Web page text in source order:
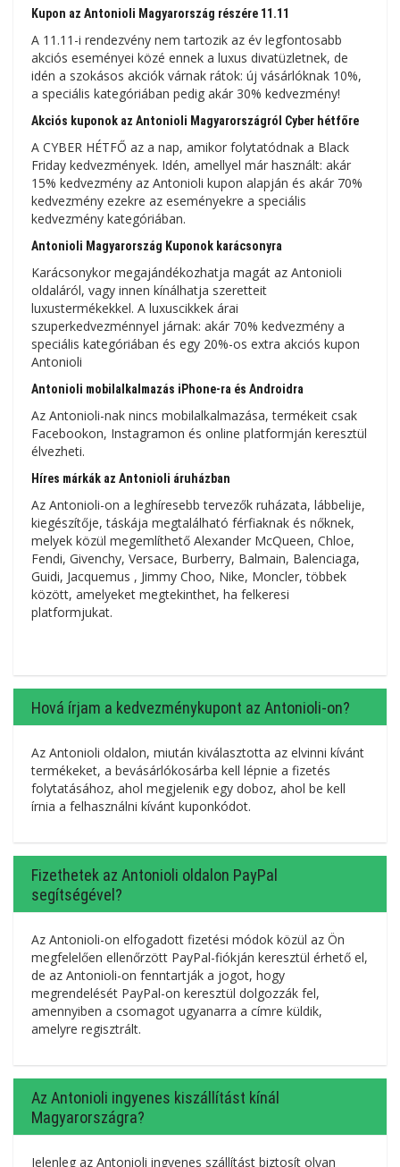
Kupon az Antonioli Magyarország részére 11.11
A 11.11-i rendezvény nem tartozik az év legfontosabb
akciós eseményei közé ennek a luxus divatüzletnek, de
idén a szokásos akciók várnak rátok: új vásárlóknak 10%,
a speciális kategóriában pedig akár 30% kedvezmény!
Akciós kuponok az Antonioli Magyarországról Cyber ​​​​hétfőre
A CYBER HÉTFŐ az a nap, amikor folytatódnak a Black
Friday kedvezmények. Idén, amellyel már használt: akár
15% kedvezmény az Antonioli kupon alapján és akár 70%
kedvezmény ezekre az eseményekre a speciális
kedvezmény kategóriában.
Antonioli Magyarország Kuponok karácsonyra
Karácsonykor megajándékozhatja magát az Antonioli
oldaláról, vagy innen kínálhatja szeretteit
luxustermékekkel. A luxuscikkek árai
szuperkedvezménnyel járnak: akár 70% kedvezmény a
speciális kategóriában és egy 20%-os extra akciós kupon
Antonioli
Antonioli mobilalkalmazás iPhone-ra és Androidra
Az Antonioli-nak nincs mobilalkalmazása, termékeit csak
Facebookon, Instagramon és online platformján keresztül
élvezheti.
Híres márkák az Antonioli áruházban
Az Antonioli-on a leghíresebb tervezők ruházata, lábbelije,
kiegészítője, táskája megtalálható férfiaknak és nőknek,
melyek közül megemlíthető Alexander McQueen, Chloe,
Fendi, Givenchy, Versace, Burberry, Balmain, Balenciaga,
Guidi, Jacquemus , Jimmy Choo, Nike, Moncler, többek
között, amelyeket megtekinthet, ha felkeresi
platformjukat.
Hová írjam a kedvezménykupont az Antonioli-on?
Az Antonioli oldalon, miután kiválasztotta az elvinni kívánt
termékeket, a bevásárlókosárba kell lépnie a fizetés
folytatásához, ahol megjelenik egy doboz, ahol be kell
írnia a felhasználni kívánt kuponkódot.
Fizethetek az Antonioli oldalon PayPal
segítségével?
Az Antonioli-on elfogadott fizetési módok közül az Ön
megfelelően ellenőrzött PayPal-fiókján keresztül érhető el,
de az Antonioli-on fenntartják a jogot, hogy
megrendelését PayPal-on keresztül dolgozzák fel,
amennyiben a csomagot ugyanarra a címre küldik,
amelyre regisztrált.
Az Antonioli ingyenes kiszállítást kínál
Magyarországra?
Jelenleg az Antonioli ingyenes szállítást biztosít olyan